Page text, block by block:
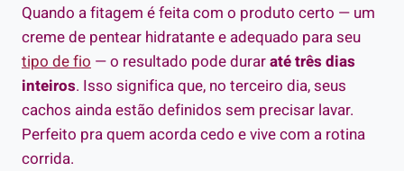
Quando a fitagem é feita com o produto certo — um
creme de pentear hidratante e adequado para seu
tipo de fio — o resultado pode duraraté três dias
inteiros. Isso significa que, no terceiro dia, seus
cachos ainda estão definidos sem precisar lavar.
Perfeito pra quem acorda cedo e vive com a rotina
corrida.